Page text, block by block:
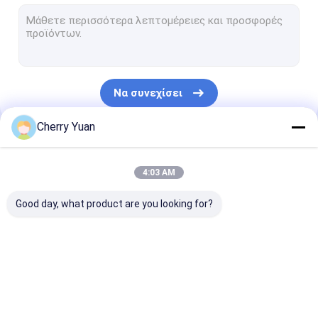
συνέλευση καλωδίου τροφοδοσίας
Βιομηχανία Σύρματα καλωδίωσης
Καλώδιο FFC FPC
Να συνεχίσει
Οι Κατηγορίες Μας
Cherry Yuan
4:03 AM
Good day, what product are you looking for?